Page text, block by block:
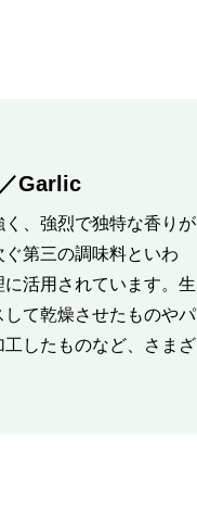
Garlic
、強烈で独特な香りが
第三の調味料といわ
活用されています。生
て乾燥させたものやパ
したものなど、さまざ